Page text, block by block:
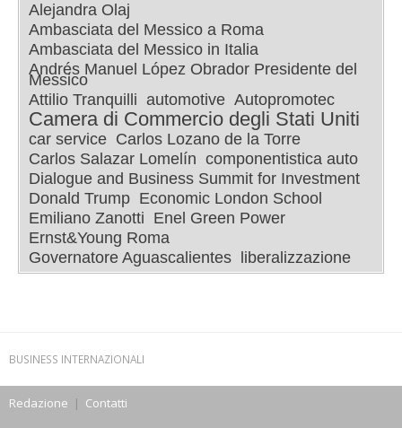
Alejandra Olaj
Ambasciata del Messico a Roma
Ambasciata del Messico in Italia
Andrés Manuel López Obrador Presidente del
Messico
Attilio Tranquilli automotive Autopromotec
Camera di Commercio degli Stati Uniti
car service Carlos Lozano de la Torre
Carlos Salazar Lomelín componentistica auto
Dialogue and Business Summit for Investment
Donald Trump Economic London School
Emiliano Zanotti Enel Green Power
Ernst&Young Roma
Governatore Aguascalientes
liberalizzazione
BUSINESS INTERNAZIONALI
Redazione | Contatti